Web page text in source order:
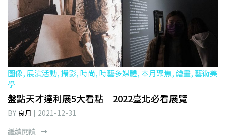
圖像, 展演活動, 攝影, 時尚, 時藝多媒體, 本月聚焦, 繪畫, 藝術美
學
盤點天才達利展5大看點｜2022臺北必看展覽
BY 良月
2021-12-31
繼續閱讀